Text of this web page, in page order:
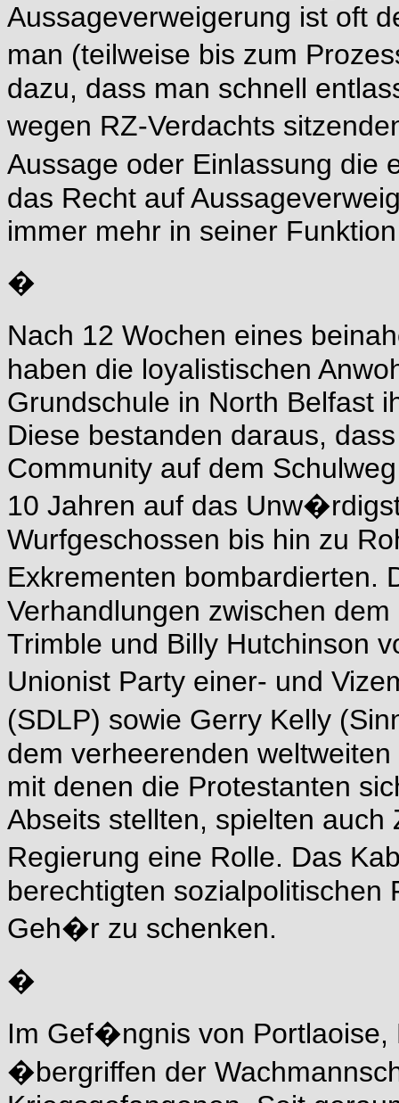
Aussageverweigerung ist oft
man (teilweise bis zum
dazu, dass man schnell
wegen RZ-Verdachts
Aussage oder Einlassung
das Recht auf
immer mehr in seiner
�
Nach 12 Wochen eines
haben die loyalistischen
Grundschule in North Belfast
Diese bestanden daraus,
Community auf dem
10 Jahren auf das
Wurfgeschossen bis hin zu
Exkrementen
Verhandlungen zwischen
Trimble und Billy Hutchinson
Unionist Party einer- und
(SDLP) sowie Gerry Kelly
dem verheerenden
mit denen die Protestanten
Abseits stellten, spielten
Regierung eine Rolle. Das
berechtigten sozialpolitischen
Geh�r zu schenken.
�
Im Gef�ngnis von Portlaoise,
�bergriffen der